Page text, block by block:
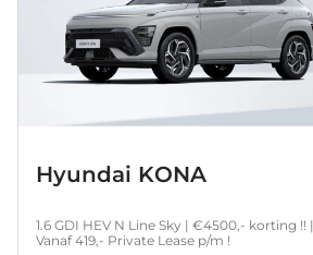
Hyundai KONA
1.6 GDI HEV N Line Sky | €4500,- korting !! |
Vanaf 419,- Private Lease p/m !